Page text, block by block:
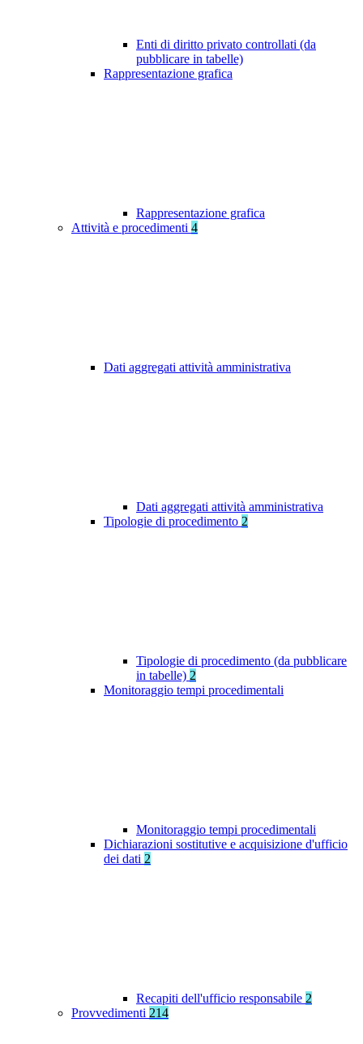
Enti di diritto privato controllati (da
pubblicare in tabelle)
Rappresentazione grafica
Rappresentazione grafica
Attività e procedimenti 4
Dati aggregati attività amministrativa
Dati aggregati attività amministrativa
Tipologie di procedimento 2
Tipologie di procedimento (da pubblicare
in tabelle) 2
Monitoraggio tempi procedimentali
Monitoraggio tempi procedimentali
Dichiarazioni sostitutive e acquisizione d'ufficio
dei dati 2
Recapiti dell'ufficio responsabile 2
Provvedimenti 214